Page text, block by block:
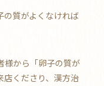
の質がよくなければ
様から「卵子の質が
店くださり、漢方治